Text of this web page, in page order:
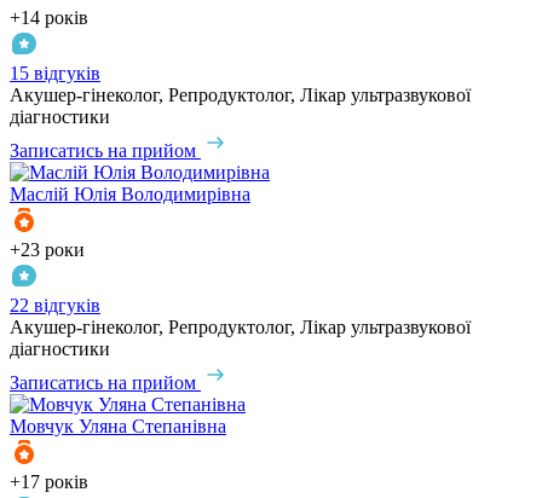
+14 років
15 відгуків
Акушер-гінеколог, Репродуктолог, Лікар ультразвукової
діагностики
Записатись на прийом
Маслій Юлія Володимирівна
+23 роки
22 відгуків
Акушер-гінеколог, Репродуктолог, Лікар ультразвукової
діагностики
Записатись на прийом
Мовчук Уляна Степанівна
+17 років